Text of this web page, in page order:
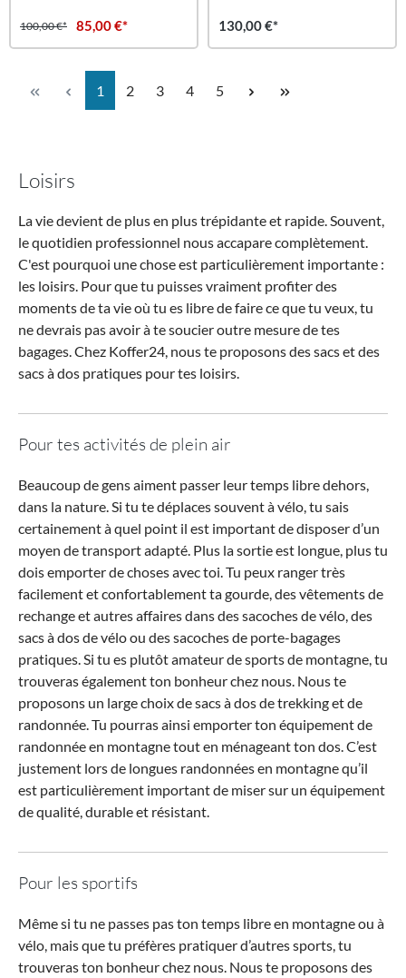
100,00 €* 85,00 €* 130,00 €*
Page
1 Page
2 Page
3 Page
4 Page
5
Loisirs
La vie devient de plus en plus trépidante et rapide. Souvent,
le quotidien professionnel nous accapare complètement.
C'est pourquoi une chose est particulièrement importante :
les loisirs. Pour que tu puisses vraiment profiter des
moments de ta vie où tu es libre de faire ce que tu veux, tu
ne devrais pas avoir à te soucier outre mesure de tes
bagages. Chez Koffer24, nous te proposons des sacs et des
sacs à dos pratiques pour tes loisirs.
Pour tes activités de plein air
Beaucoup de gens aiment passer leur temps libre dehors,
dans la nature. Si tu te déplaces souvent à vélo, tu sais
certainement à quel point il est important de disposer d’un
moyen de transport adapté. Plus la sortie est longue, plus tu
dois emporter de choses avec toi. Tu peux ranger très
facilement et confortablement ta gourde, des vêtements de
rechange et autres affaires dans des sacoches de vélo, des
sacs à dos de vélo ou des sacoches de porte-bagages
pratiques. Si tu es plutôt amateur de sports de montagne, tu
trouveras également ton bonheur chez nous. Nous te
proposons un large choix de sacs à dos de trekking et de
randonnée. Tu pourras ainsi emporter ton équipement de
randonnée en montagne tout en ménageant ton dos. C’est
justement lors de longues randonnées en montagne qu’il
est particulièrement important de miser sur un équipement
de qualité, durable et résistant.
Pour les sportifs
Même si tu ne passes pas ton temps libre en montagne ou à
vélo, mais que tu préfères pratiquer d’autres sports, tu
trouveras ton bonheur chez nous. Nous te proposons des